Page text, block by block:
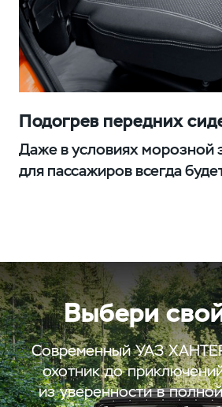
Подогрев передних
Даже в условиях морозной
для пассажиров всегда
Выбери
Современный УАЗ
охотник до
из уверенности в